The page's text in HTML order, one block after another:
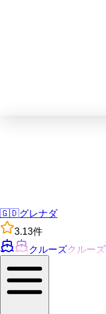
🇬🇩グレナダ
3.13件
クルーズクルーズ